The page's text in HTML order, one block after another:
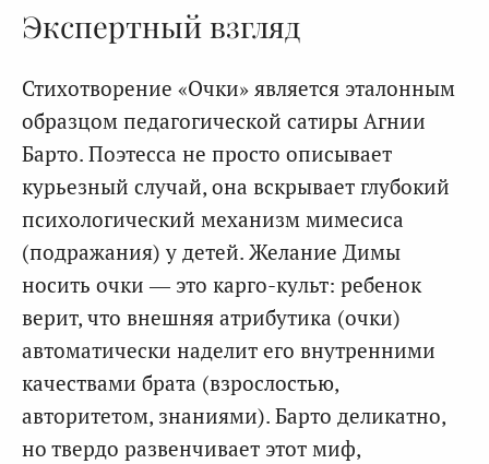
Экспертный взгляд
Стихотворение «Очки» является эталонным
образцом педагогической сатиры Агнии
Барто. Поэтесса не просто описывает
курьезный случай, она вскрывает глубокий
психологический механизм мимесиса
(подражания) у детей. Желание Димы
носить очки — это карго-культ: ребенок
верит, что внешняя атрибутика (очки)
автоматически наделит его внутренними
качествами брата (взрослостью,
авторитетом, знаниями). Барто деликатно,
но твердо развенчивает этот миф,